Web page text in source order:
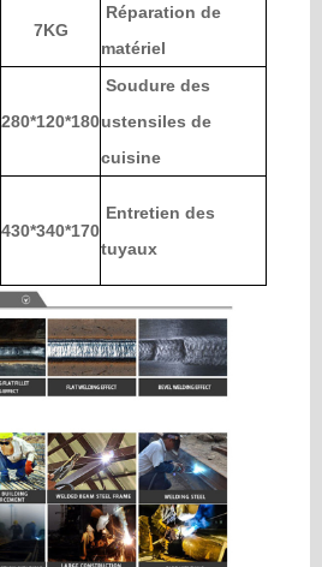
7KG
Réparation de
matériel
280*120*180
Soudure des
ustensiles de
cuisine
430*340*170
Entretien des
tuyaux